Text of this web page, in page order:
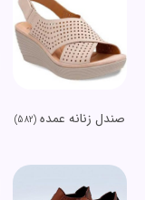
صندل زنانه عمده (582)